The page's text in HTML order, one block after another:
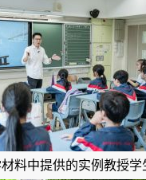
料中提供的实例教授学